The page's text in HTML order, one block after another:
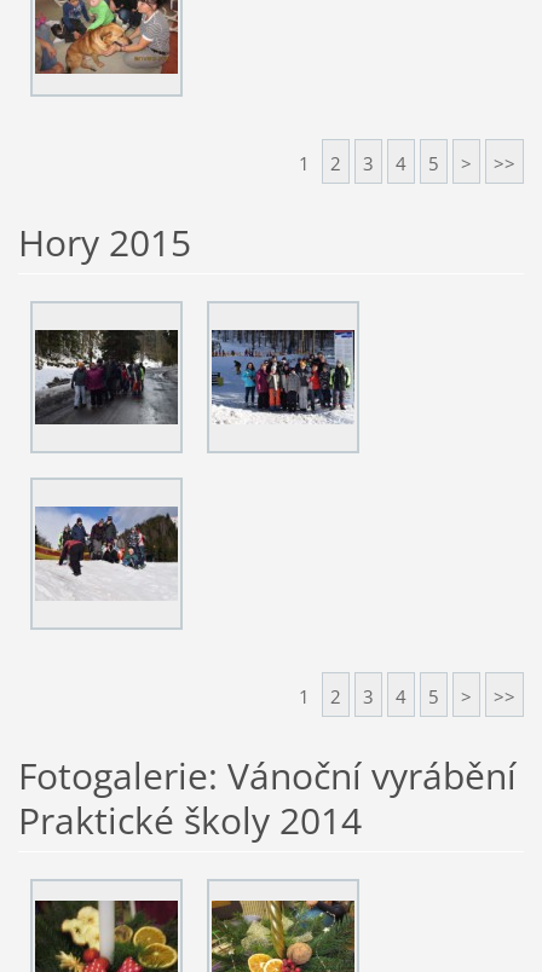
1 2 3 4 5 > >>
Hory 2015
1 2 3 4 5 > >>
Fotogalerie: Vánoční vyrábění
Praktické školy 2014